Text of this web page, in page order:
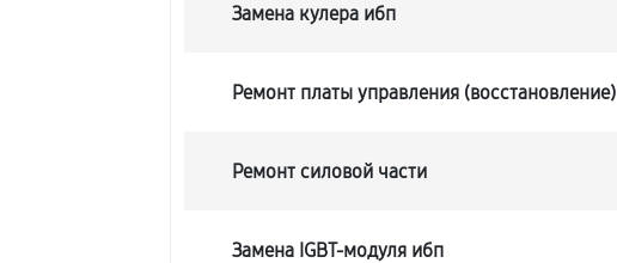
Замена кулера ибп
Ремонт платы управления (восстановление)
Ремонт силовой части
Замена IGBT-модуля ибп